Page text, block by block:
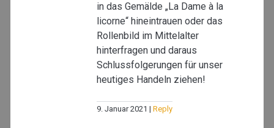
in das Gemälde „La Dame à la
licorne“ hineintrauen oder das
Rollenbild im Mittelalter
hinterfragen und daraus
Schlussfolgerungen für unser
heutiges Handeln ziehen!
9. Januar 2021 Reply